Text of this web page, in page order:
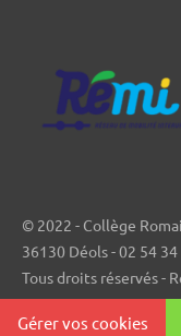
© 2022 - Collège
36130 Déols - 02 54
Tous droits réservés -
Gérer vos cookies